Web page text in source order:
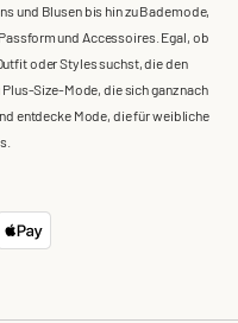
und Blusen bis hin zu Bademode,
und Accessoires. Egal, ob
oder Styles suchst, die den
Size-Mode, die sich ganz nach
entdecke Mode, die für weibliche